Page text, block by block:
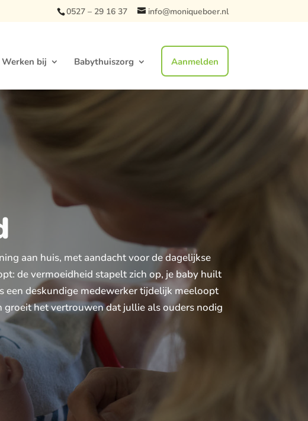
0527 – 29 16 37 info@moniqueboer.nl
Werken bij Babythuiszorg Aanmelden
aan huis, met aandacht voor de dagelijkse
de vermoeidheid stapelt zich op, je baby huilt
een deskundige medewerker tijdelijk meeloopt
groeit het vertrouwen dat jullie als ouders nodig